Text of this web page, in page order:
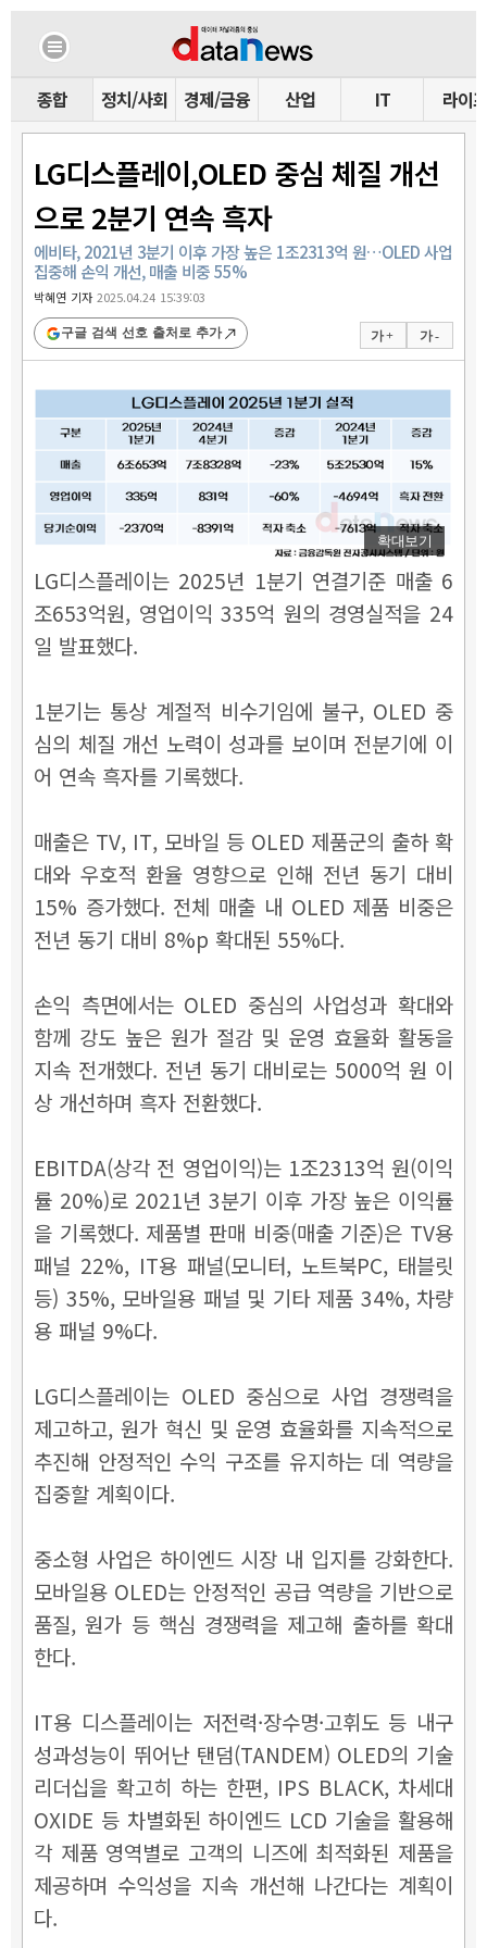
종합 정치/사회 경제/금융 산업 IT 라이프
LG디스플레이,OLED 중심 체질 개선
으로 2분기 연속 흑자
에비타, 2021년 3분기 이후 가장 높은 1조2313억 원…OLED 사업
집중해 손익 개선, 매출 비중 55%
박혜연 기자2025.04.24 15:39:03
가 + 가 -
구글 검색 선호 출처로 추가
확대보기
LG디스플레이는 2025년 1분기 연결기준 매출 6
조653억원, 영업이익 335억 원의 경영실적을 24
일 발표했다.
1분기는 통상 계절적 비수기임에 불구, OLED 중
심의 체질 개선 노력이 성과를 보이며 전분기에 이
어 연속 흑자를 기록했다.
매출은 TV, IT, 모바일 등 OLED 제품군의 출하 확
대와 우호적 환율 영향으로 인해 전년 동기 대비
15% 증가했다. 전체 매출 내 OLED 제품 비중은
전년 동기 대비 8%p 확대된 55%다.
손익 측면에서는 OLED 중심의 사업성과 확대와
함께 강도 높은 원가 절감 및 운영 효율화 활동을
지속 전개했다. 전년 동기 대비로는 5000억 원 이
상 개선하며 흑자 전환했다.
EBITDA(상각 전 영업이익)는 1조2313억 원(이익
률 20%)로 2021년 3분기 이후 가장 높은 이익률
을 기록했다. 제품별 판매 비중(매출 기준)은 TV용
패널 22%, IT용 패널(모니터, 노트북PC, 태블릿
등) 35%, 모바일용 패널 및 기타 제품 34%, 차량
용 패널 9%다.
LG디스플레이는 OLED 중심으로 사업 경쟁력을
제고하고, 원가 혁신 및 운영 효율화를 지속적으로
추진해 안정적인 수익 구조를 유지하는 데 역량을
집중할 계획이다.
중소형 사업은 하이엔드 시장 내 입지를 강화한다.
모바일용 OLED는 안정적인 공급 역량을 기반으로
품질, 원가 등 핵심 경쟁력을 제고해 출하를 확대
한다.
IT용 디스플레이는 저전력·장수명·고휘도 등 내구
성과성능이 뛰어난 탠덤(TANDEM) OLED의 기술
리더십을 확고히 하는 한편, IPS BLACK, 차세대
OXIDE 등 차별화된 하이엔드 LCD 기술을 활용해
각 제품 영역별로 고객의 니즈에 최적화된 제품을
제공하며 수익성을 지속 개선해 나간다는 계획이
다.